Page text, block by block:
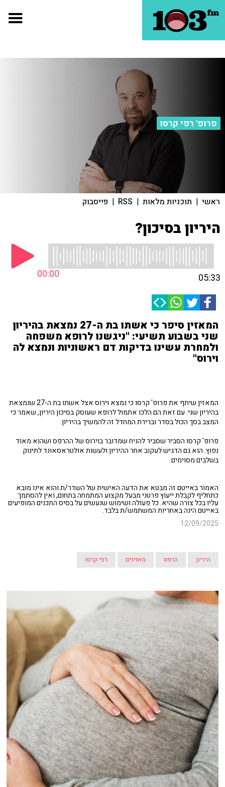
פרופ' רפי קרסו
ראשי | תוכניות מלאות |
RSS
| פייסבוק
היריון בסיכון?
00:00 05:33
המאזין סיפר כי אשתו בת ה-27 נמצאת בהיריון
שני בשבוע תשיעי: "ניגשנו לרופא משפחה
ולמחרת עשינו בדיקות דם ראשוניות ונמצא לה
וירוס"
המאזין שיתף את פרופ' קרסו כי נמצא וירוס אצל אשתו בת ה-27 שנמצאת
בהיריון שני. עם זאת הם הלכו אתמול לרופא שעוסק בסיכון היריון, שאמר כי
המצב בסך הכול בסדר וברירת המחדל זה להמשיך בהיריון.
פרופ' קרסו הסביר שסביר להניח שמדובר בוירוס של ההרפס ושהוא מאוד
נפוץ. הוא גם הדגיש לעקוב אחר ההיריון ולעשות אולטראסאונד לתינוק
בשלבים מסוימים.
האמור באייטם זה מבטא את הדעה האישית של השדר/ת והוא אינו מובא
כתחליף לקבלת ייעוץ פרטני מבעל מקצוע המתמחה בתחום, ואין להסתמך
עליו בכל צורה שהיא. כל פעולה ושימוש שנעשים על בסיס התכנים המופיעים
באייטם הינה באחריות המשתמש/ת בלבד.
12/09/2025
היריון הרפס מאזינים רפי קרסו